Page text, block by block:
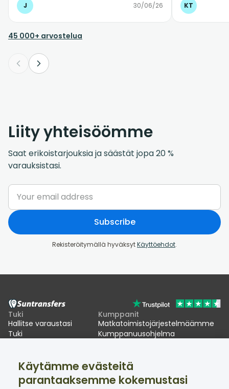
J 30/06/26 KT
45 000+ arvostelua
Liity yhteisöömme
Saat erikoistarjouksia ja säästät jopa 20 %
varauksistasi.
Subscribe
Rekisteröitymällä hyväksytKäyttöehdot.
Tuki
Hallitse varaustasi
Tuki
Kumppanit
Matkatoimistojärjestelmäämme
Kumppanuusohjelma
Suntransfers
Tietoa meistä
Sosiaalinen media
Facebook
Käytämme evästeitä
parantaaksemme kokemustasi